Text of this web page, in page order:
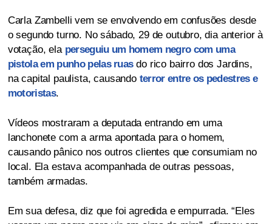
Carla Zambelli vem se envolvendo em confusões desde
o segundo turno. No sábado, 29 de outubro, dia anterior à
votação, ela perseguiu um homem negro com uma
pistola em punho pelas ruasdo rico bairro dos Jardins,
na capital paulista, causando terror entre os pedestres e
motoristas.
Vídeos mostraram a deputada entrando em uma
lanchonete com a arma apontada para o homem,
causando pânico nos outros clientes que consumiam no
local. Ela estava acompanhada de outras pessoas,
também armadas.
Em sua defesa, diz que foi agredida e empurrada. “Eles